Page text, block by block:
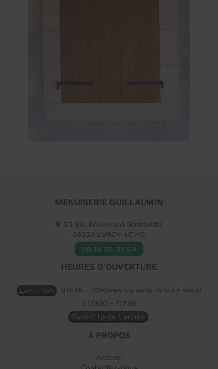
MENUISERIE GUILLAUMIN
23 Bis Boulevard Gambetta
03320 LURCY-LEVIS
09 74 56 32 64
HEURES D'OUVERTURE
Lun - Ven
07h45 - 12h(avec ou sans rendez-vous)
| 13h30 - 17h30
Ouvert toute l'année
À PROPOS
Accueil